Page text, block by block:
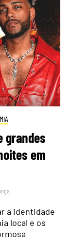
grandes
em
a identidade
local e os